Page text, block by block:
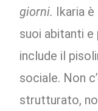
giorni. Ikaria
suoi abitanti
include il
sociale. Non
strutturato,